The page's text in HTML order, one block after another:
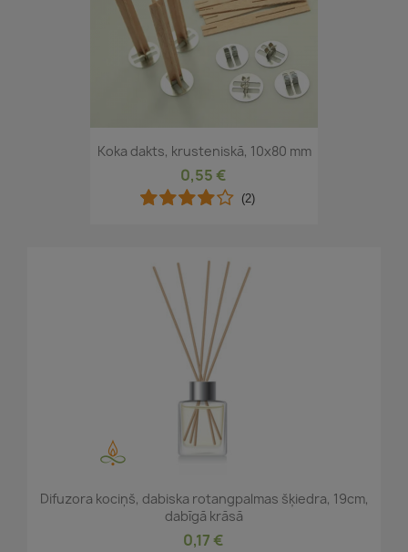
Koka dakts, krusteniskā, 10x80 mm
0,55 €
(2)
Difuzora kociņš, dabiska rotangpalmas šķiedra, 19cm,
dabīgā krāsā
0,17 €